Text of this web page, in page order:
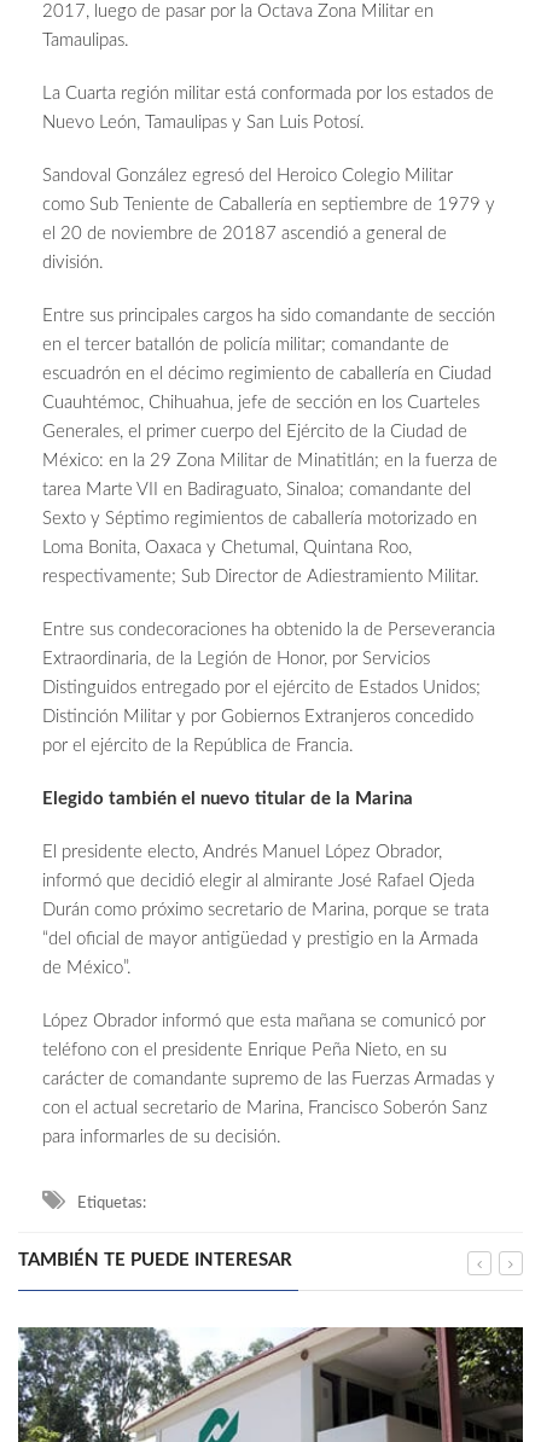
2017, luego de pasar por la Octava Zona Militar en
Tamaulipas.
La Cuarta región militar está conformada por los estados de
Nuevo León, Tamaulipas y San Luis Potosí.
Sandoval González egresó del Heroico Colegio Militar
como Sub Teniente de Caballería en septiembre de 1979 y
el 20 de noviembre de 20187 ascendió a general de
división.
Entre sus principales cargos ha sido comandante de sección
en el tercer batallón de policía militar; comandante de
escuadrón en el décimo regimiento de caballería en Ciudad
Cuauhtémoc, Chihuahua, jefe de sección en los Cuarteles
Generales, el primer cuerpo del Ejército de la Ciudad de
México: en la 29 Zona Militar de Minatitlán; en la fuerza de
tarea Marte VII en Badiraguato, Sinaloa; comandante del
Sexto y Séptimo regimientos de caballería motorizado en
Loma Bonita, Oaxaca y Chetumal, Quintana Roo,
respectivamente; Sub Director de Adiestramiento Militar.
Entre sus condecoraciones ha obtenido la de Perseverancia
Extraordinaria, de la Legión de Honor, por Servicios
Distinguidos entregado por el ejército de Estados Unidos;
Distinción Militar y por Gobiernos Extranjeros concedido
por el ejército de la República de Francia.
Elegido también el nuevo titular de la Marina
El presidente electo, Andrés Manuel López Obrador,
informó que decidió elegir al almirante José Rafael Ojeda
Durán como próximo secretario de Marina, porque se trata
“del oficial de mayor antigüedad y prestigio en la Armada
de México”.
López Obrador informó que esta mañana se comunicó por
teléfono con el presidente Enrique Peña Nieto, en su
carácter de comandante supremo de las Fuerzas Armadas y
con el actual secretario de Marina, Francisco Soberón Sanz
para informarles de su decisión.
Etiquetas:
TAMBIÉN TE PUEDE INTERESAR